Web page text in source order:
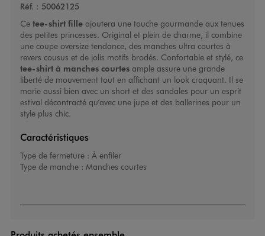
Réf. : 50062125
Ce tee-shirt filleajoutera une touche gourmande aux tenues
des petites princesses. Original et plein de charme, il combine
une coupe oversize tendance, des manches ultra courtes à
revers cousus et de jolis motifs brodés. Confortable et stylé, ce
tee-shirt à manches courtesample assure une grande
liberté de mouvement tout en affichant un look craquant. Il se
marie aussi bien avec un short et des sandales pour un esprit
estival décontracté qu’avec une jupe et des ballerines pour un
style plus chic.
Caractéristiques
Type de fermeture : À enfiler
Type de manche : Manches courtes